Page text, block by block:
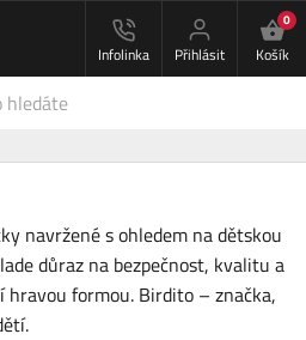
Infolinka Přihlásit
0
Košík
navržené s ohledem na dětskou
důraz na bezpečnost, kvalitu a
hravou formou. Birdito – značka,